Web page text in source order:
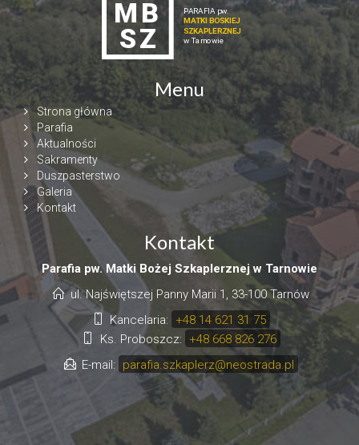
Menu
Strona główna
Parafia
Aktualności
Sakramenty
Duszpasterstwo
Galeria
Kontakt
Kontakt
Parafia pw. Matki Bożej Szkaplerznej w Tarnowie
ul. Najświętszej Panny Marii 1, 33-100 Tarnów
Kancelaria:
+48 14 621 31 75
Ks. Proboszcz:
+48 668 826 276
E-mail:
parafia.szkaplerz@neostrada.pl